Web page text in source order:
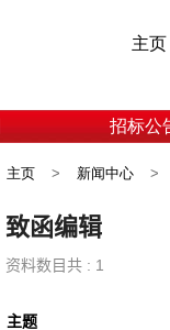
主页
招标公
主页 > 新闻中心 >